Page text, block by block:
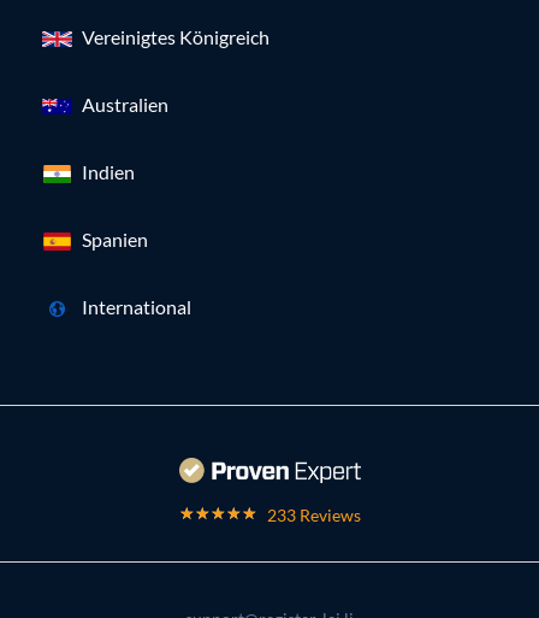
Vereinigtes Königreich
Australien
Indien
Spanien
International
233 Reviews